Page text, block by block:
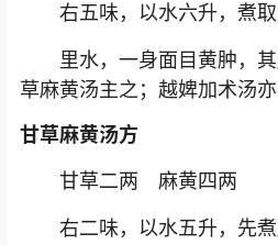
右五味，以水六升，煮取
里水，一身面目黄肿，
草麻黄汤主之；越婢加术汤亦
甘草麻黄汤方
甘草二两 麻黄四两
右二味，以水五升，先